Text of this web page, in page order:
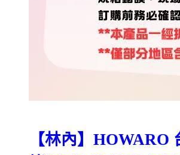
【林內】 HOWARO